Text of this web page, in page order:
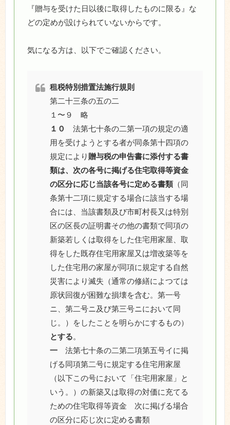
『贈与を受けた日以後に取得したものに限る』な
どの定めが設けられていないからです。
気になる方は、以下でご確認ください。
租税特別措置法施行規則
第二十三条の五の二
１〜９ 略
１０ 法第七十条の二第一項の規定の適
用を受けようとする者が同条第十四項の
規定により 贈与税の申告書に添付する書
類は、次の各号に掲げる住宅取得等資金
の区分に応じ当該各号に定める書類 （同
条第十二項に規定する場合に該当する場
合には、当該書類及び市町村長又は特別
区の区長の証明書その他の書類で同項の
新築若しくは取得をした住宅用家屋、取
得をした既存住宅用家屋又は増改築等を
した住宅用の家屋が同項に規定する自然
災害により滅失（通常の修繕によつては
原状回復が困難な損壊を含む。第一号
ニ、第二号ニ及び第三号ニにおいて同
じ。）をしたことを明らかにするもの）
とする。
一 法第七十条の二第二項第五号イに掲
げる同項第二号に規定する住宅用家屋
（以下この号において「住宅用家屋」と
いう。）の新築又は取得の対価に充てる
ための住宅取得等資金 次に掲げる場合
の区分に応じ次に定める書類